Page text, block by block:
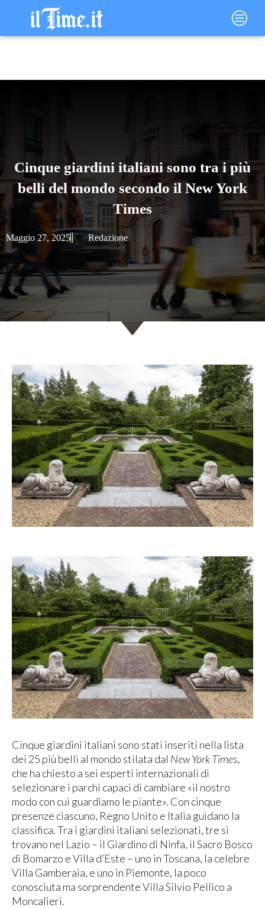
contenuto
Main
Menu
Cinque giardini italiani sono tra i più
belli del mondo secondo il New York
Times
Maggio 27, 2025 Redazione
Cinque giardini italiani sono stati inseriti nella lista
dei 25 più belli al mondo stilata dal New York Times,
che ha chiesto a sei esperti internazionali di
selezionare i parchi capaci di cambiare «il nostro
modo con cui guardiamo le piante». Con cinque
presenze ciascuno, Regno Unito e Italia guidano la
classifica. Tra i giardini italiani selezionati, tre si
trovano nel Lazio – il Giardino di Ninfa, il Sacro Bosco
di Bomarzo e Villa d’Este – uno in Toscana, la celebre
Villa Gamberaia, e uno in Piemonte, la poco
conosciuta ma sorprendente Villa Silvio Pellico a
Moncalieri.